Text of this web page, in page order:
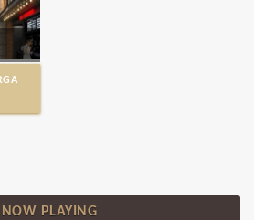
NOW PLAYING